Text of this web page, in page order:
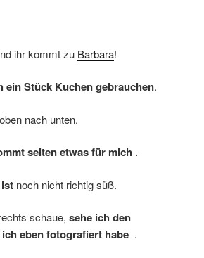
ihr kommt zu Barbara!
ein Stück Kuchen gebrauchen.
nach unten.
selten etwas für mich .
noch nicht richtig süß.
schaue, sehe ich den
eben fotografiert habe .